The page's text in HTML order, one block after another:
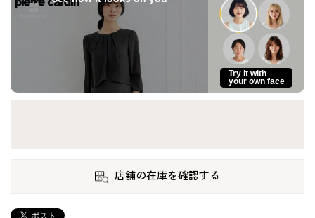
Try it with
your own face
店舗の在庫を確認する